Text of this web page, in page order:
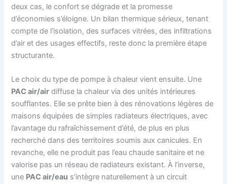
deux cas, le confort se dégrade et la promesse
d’économies s’éloigne. Un bilan thermique sérieux, tenant
compte de l’isolation, des surfaces vitrées, des infiltrations
d’air et des usages effectifs, reste donc la première étape
structurante.
Le choix du type de pompe à chaleur vient ensuite. Une
PAC air/air diffuse la chaleur via des unités intérieures
soufflantes. Elle se prête bien à des rénovations légères de
maisons équipées de simples radiateurs électriques, avec
l’avantage du rafraîchissement d’été, de plus en plus
recherché dans des territoires soumis aux canicules. En
revanche, elle ne produit pas l’eau chaude sanitaire et ne
valorise pas un réseau de radiateurs existant. À l’inverse,
une PAC air/eau s’intègre naturellement à un circuit